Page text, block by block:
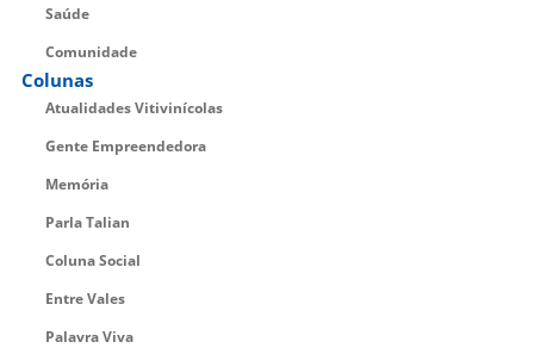
Saúde
Comunidade
Colunas
Atualidades Vitivinícolas
Gente Empreendedora
Memória
Parla Talian
Coluna Social
Entre Vales
Palavra Viva